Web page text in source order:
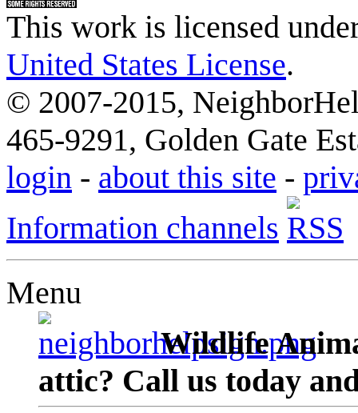
This work is licensed
United States License.
© 2007-2015,
465-9291, Golden Gate
login - about this site -
Information channels
Menu
Wildlife
attic? Call us today